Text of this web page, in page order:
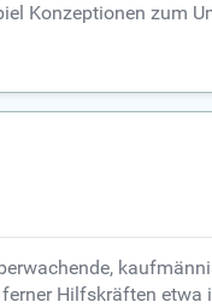
Konzeptionen
Hilfskräften